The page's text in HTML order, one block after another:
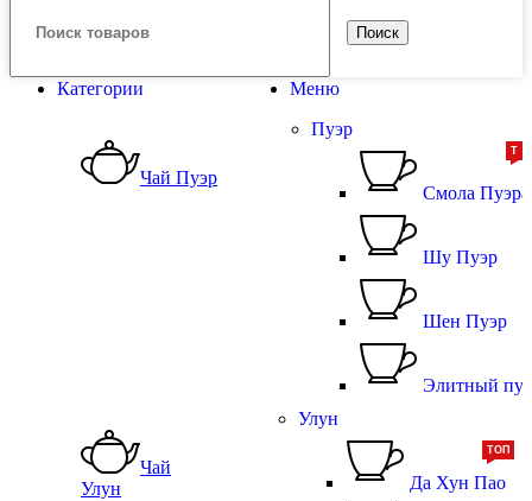
Поиск
Меню
Категории
Чай Пуэр
Пуэр
Смола Пуэра
ТОП
Шу Пуэр
Шен Пуэр
Элитный
Чай
Улун
Улун
Да Хун Пао
ТОП